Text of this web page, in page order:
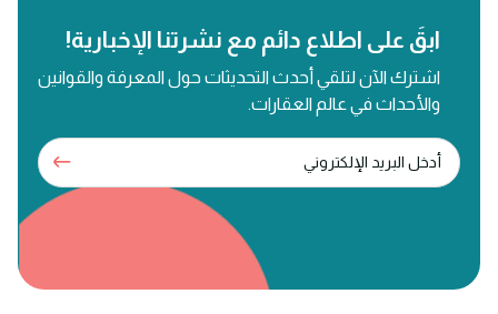
ابقَ على اطلاع دائم مع نشرتنا الإخبارية!
اشترك الآن لتلقي أحدث التحديثات حول المعرفة والقوانين
والأحداث في عالم العقارات.